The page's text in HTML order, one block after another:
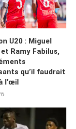
U20 : Miguel
Ramy Fabilus,
qu’il faudrait
l’œil